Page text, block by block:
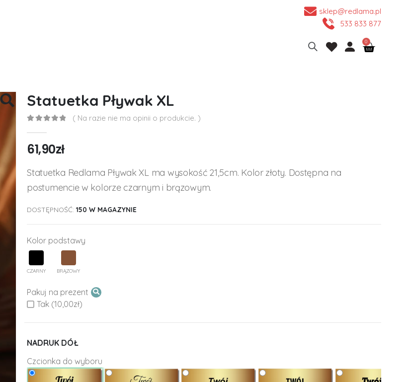
sklep@redlama.pl
533 833 877
Statuetka Pływak XL
( Na razie nie ma opinii o produkcie. )
61,90zł
Statuetka Redlama Pływak XL ma wysokość 21,5cm. Kolor złoty. Dostępna na
postumencie w kolorze czarnym i brązowym.
DOSTĘPNOŚĆ:150 W MAGAZYNIE
Kolor podstawy
CZARNY BRĄZOWY
Pakuj na prezent
Tak (10,00zł)
NADRUK DÓŁ
Czcionka do wyboru